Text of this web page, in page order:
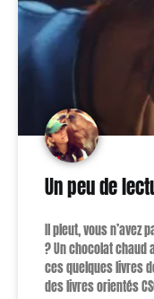
Un peu de
Il pleut, vous n’avez
? Un chocolat chaud
ces quelques livres
des livres orientés